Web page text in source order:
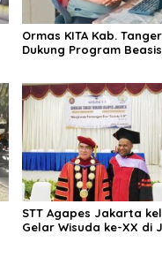
Ormas KITA Kab.
Dukung Program
STT Agapes Jakarta
Gelar Wisuda ke-XX di